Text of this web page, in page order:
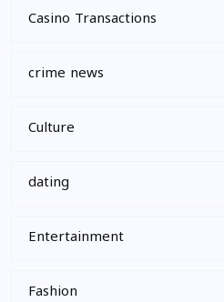
Casino Transactions
crime news
Culture
dating
Entertainment
Fashion